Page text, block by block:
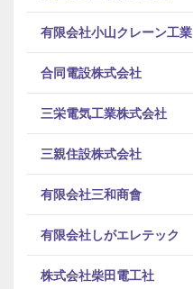
有限会社小山クレーン工業
合同電設株式会社
三栄電気工業株式会社
三親住設株式会社
有限会社三和商會
有限会社しがエレテック
株式会社柴田電工社